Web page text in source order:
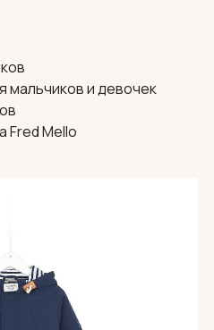
мальчиков и девочек
Fred Mello